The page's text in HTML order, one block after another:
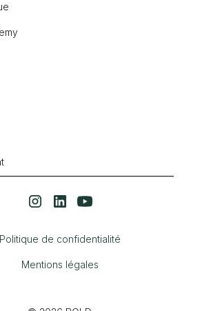
Politique de confidentialité
Mentions légales